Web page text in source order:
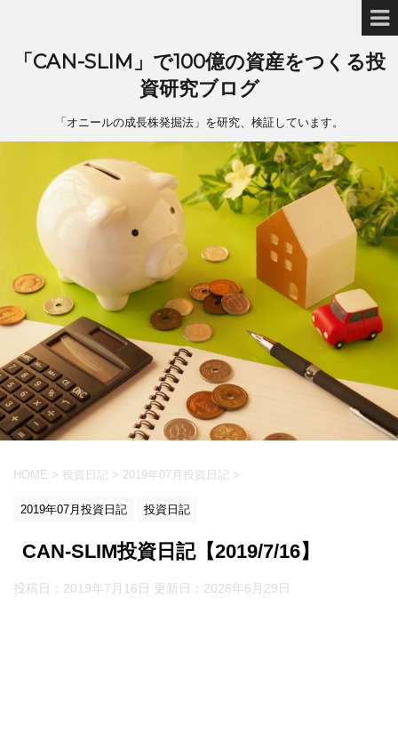
「CAN-SLIM」で100億の資産をつくる投
資研究ブログ
「オニールの成長株発掘法」を研究、検証しています。
HOME > 投資日記 > 2019年07月投資日記 >
2019年07月投資日記 投資日記
CAN-SLIM投資日記【2019/7/16】
投稿日：2019年7月16日 更新日： 2026年6月29日